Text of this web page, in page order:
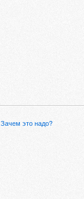
Зачем это надо?